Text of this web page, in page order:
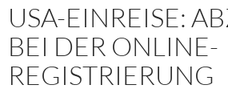
USA-EINREISE:
BEI DER ONLINE-
REGISTRIERUNG